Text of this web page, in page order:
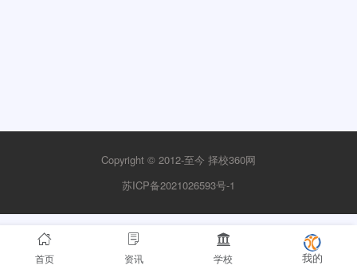
Copyright © 2012-至今 择校360网
苏ICP备2021026593号-1
首页 资讯 学校 我的